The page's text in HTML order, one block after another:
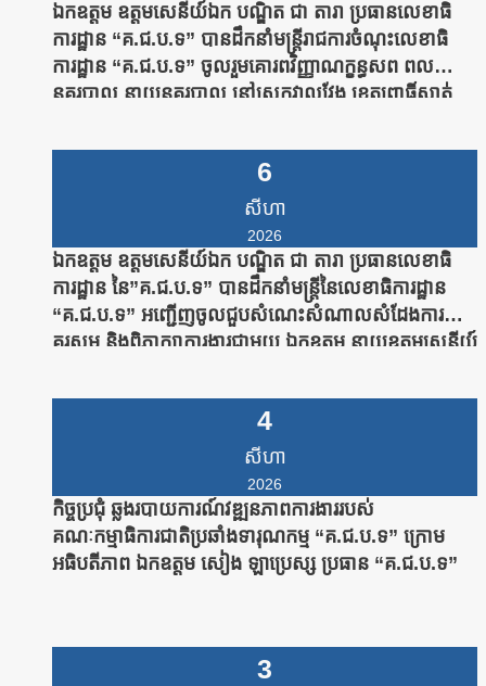
ឯកឧត្តម ឧត្តមសេនីយ៍ឯក បណ្ឌិត ជា តារា ប្រធានលេខាធិ
ការដ្ឋាន “គ.ជ.ប.ទ” បានដឹកនាំមន្រ្តីរាជការចំណុះលេខាធិ
ការដ្ឋាន “គ.ជ.ប.ទ” ចូលរួមគោរពវិញ្ញាណក្ខន្ធសព ពល
នគរបាល នាយនគរបាល នៅស្រុកវាលវែង ខេត្តពោធិ៍សាត់
6
សីហា
2026
ឯកឧត្តម ឧត្តមសេនីយ៍ឯក បណ្ឌិត ជា តារា ប្រធានលេខាធិ
ការដ្ឋាន នៃ”គ.ជ.ប.ទ” បានដឹកនាំមន្រ្តីនៃលេខាធិការដ្ឋាន
“គ.ជ.ប.ទ” អញ្ជើញចូលជួបសំណេះសំណាលសំដែងការ
គួរសម និងពិភាក្សាការងារជាមួយ ឯកឧត្តម នាយឧត្តមសេនីយ៍
កម្ពុជា
4
សីហា
2026
កិច្ចប្រជុំ ឆ្លងរបាយការណ៍វឌ្ឍនភាពការងាររបស់
គណៈកម្មាធិការជាតិប្រឆាំងទារុណកម្ម “គ.ជ.ប.ទ” ក្រោម
អធិបតីភាព ឯកឧត្តម សៀង ឡាប្រេស្ស ប្រធាន “គ.ជ.ប.ទ”
3